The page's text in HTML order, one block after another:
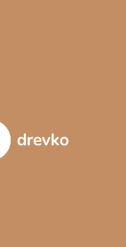
drevko